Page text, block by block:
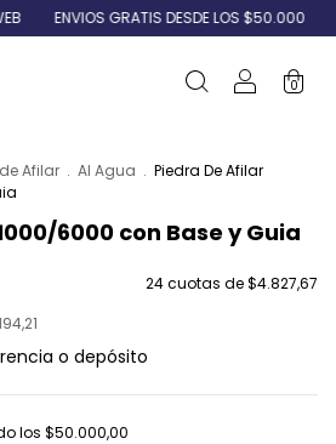
GRATIS DESDE LOS $50.000 3
0
Afilar . Al Agua . Piedra De Afilar
6000 con Base y Guia
24cuotas de$4.827,67
o depósito
los $50.000,00